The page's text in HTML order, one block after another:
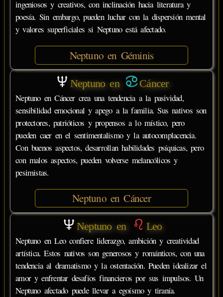
ingeniosos y creativos, con inclinación hacia literatura y
poesía. Sin embargo, pueden luchar con la dispersión mental
y valores superficiales si Neptuno está afectado.
Neptuno en Géminis
Neptuno en Cáncer
Neptuno en Cáncer crea una tendencia a la pasividad,
sensibilidad emocional y apego a la familia. Sus nativos son
protectores, patrióticos y propensos a lo místico, pero
pueden caer en el sentimentalismo y la autocomplacencia.
Con buenos aspectos, desarrollan habilidades psíquicas, pero
con malos aspectos, pueden volverse melancólicos y
pesimistas.
Neptuno en Cáncer
Neptuno en Leo
Neptuno en Leo confiere liderazgo, ambición y creatividad
artística. Estos nativos son generosos y románticos, con una
tendencia al dramatismo y la ostentación. Pueden idealizar el
amor y enfrentar desafíos financieros por sus impulsos. Un
Neptuno afectado puede llevar a egoísmo y tiranía.